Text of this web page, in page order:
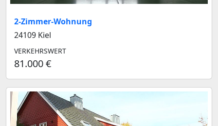
2-Zimmer-Wohnung
24109 Kiel
VERKEHRSWERT
81.000 €